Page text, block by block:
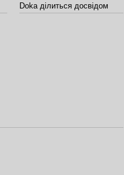
Doka ділиться досвідом